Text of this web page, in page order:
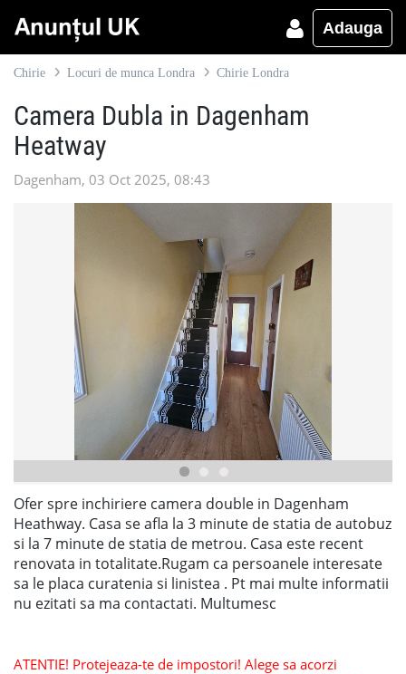
Adauga
Chirie Locuri de munca Londra Chirie Londra
Camera Dubla in Dagenham
Heatway
Dagenham, 03 Oct 2025, 08:43
Ofer spre inchiriere camera double in Dagenham
Heathway. Casa se afla la 3 minute de statia de autobuz
si la 7 minute de statia de metrou. Casa este recent
renovata in totalitate.Rugam ca persoanele interesate
sa le placa curatenia si linistea . Pt mai multe informatii
nu ezitati sa ma contactati. Multumesc
ATENTIE! Protejeaza-te de impostori! Alege sa acorzi